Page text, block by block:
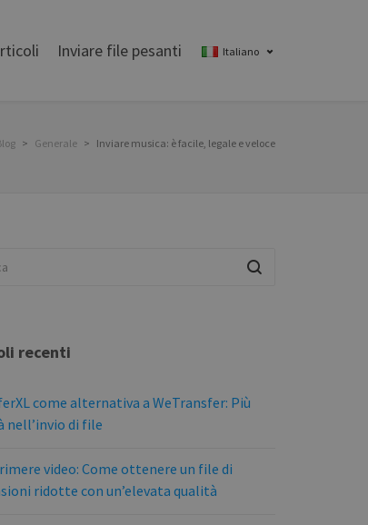
Italiano
Inviare file pesanti
> Generale > Inviare musica: è facile, legale e veloce
recenti
come alternativa a WeTransfer: Più
nell’invio di file
video: Come ottenere un file di
ridotte con un’elevata qualità